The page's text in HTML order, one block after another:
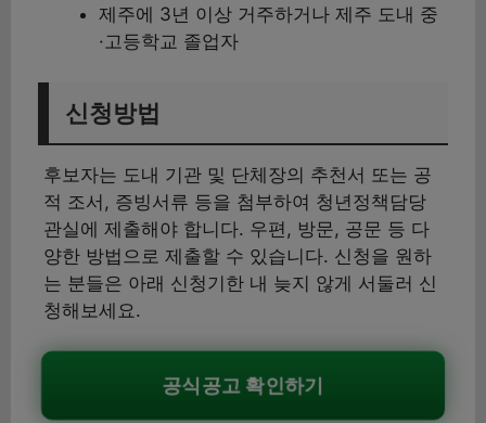
제주에 3년 이상 거주하거나 제주 도내 중
·고등학교 졸업자
신청방법
후보자는 도내 기관 및 단체장의 추천서 또는 공
적 조서, 증빙서류 등을 첨부하여 청년정책담당
관실에 제출해야 합니다. 우편, 방문, 공문 등 다
양한 방법으로 제출할 수 있습니다. 신청을 원하
는 분들은 아래 신청기한 내 늦지 않게 서둘러 신
청해보세요.
공식공고 확인하기